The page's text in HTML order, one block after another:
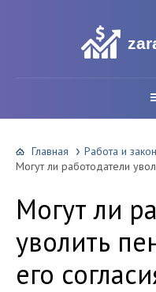
Главная
Работа и закон
Могут ли работодатели
Могут ли
уволить
его